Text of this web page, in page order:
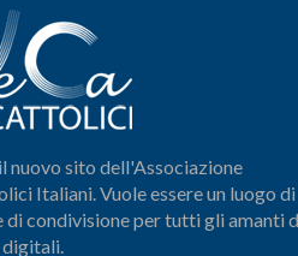
nuovo sito dell'Associazione
Italiani. Vuole essere un luogo di
di condivisione per tutti gli amanti